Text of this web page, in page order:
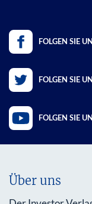
FOLGEN SIE
FOLGEN SIE
FOLGEN SIE
Über uns